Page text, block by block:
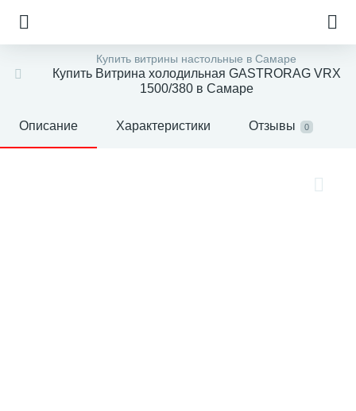
Купить витрины настольные в Самаре
Купить Витрина холодильная GASTRORAG VRX
1500/380 в Самаре
Описание Характеристики Отзывы 0